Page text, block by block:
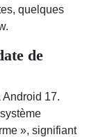
quelques
de
Android 17.
», signifiant